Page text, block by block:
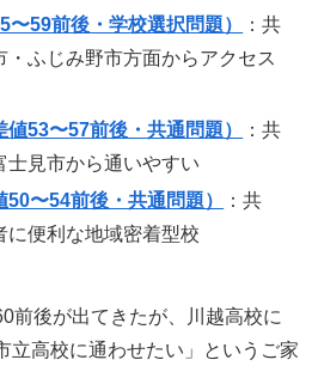
59前後・学校選択問題）
：共
・ふじみ野市方面からアクセス
53〜57前後・共通問題）
：共
士見市から通いやすい
〜54前後・共通問題）
：共
に便利な地域密着型校
前後が出てきたが、川越高校に
立高校に通わせたい」というご家